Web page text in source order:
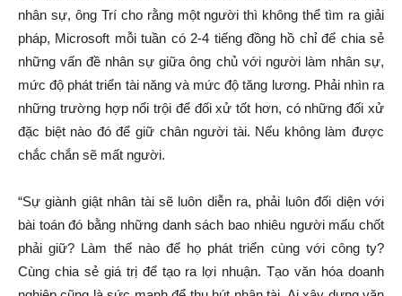
nhân sự, ông Trí cho rằng một người thì không thể tìm ra giải
pháp, Microsoft mỗi tuần có 2-4 tiếng đồng hồ chỉ để chia sẻ
những vấn đề nhân sự giữa ông chủ với người làm nhân sự,
mức độ phát triển tài năng và mức độ tăng lương. Phải nhìn ra
những trường hợp nổi trội để đối xử tốt hơn, có những đối xử
đặc biệt nào đó để giữ chân người tài. Nếu không làm được
chắc chắn sẽ mất người.
“Sự giành giật nhân tài sẽ luôn diễn ra, phải luôn đối diện với
bài toán đó bằng những danh sách bao nhiêu người mấu chốt
phải giữ? Làm thế nào để họ phát triển cùng với công ty?
Cùng chia sẻ giá trị để tạo ra lợi nhuận. Tạo văn hóa doanh